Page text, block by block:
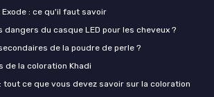
: ce qu'il faut savoir
dangers du casque LED pour les cheveux ?
de la poudre de perle ?
de la coloration Khadi
tout ce que vous devez savoir sur la coloration